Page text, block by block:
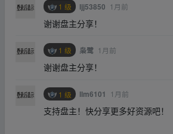
1 级 ljj53850 1月前
谢谢盘主分享！
1 级 枭鹭 1月前
谢谢盘主分享！
1 级 llm6101 1月前
支持盘主！快分享更多好资源吧！